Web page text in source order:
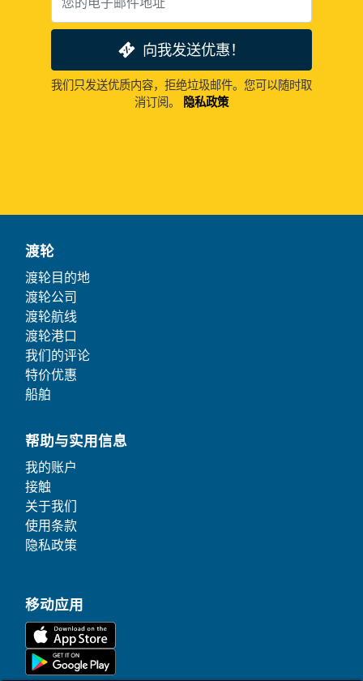
向我发送优惠！
我们只发送优质内容，拒绝垃圾邮件。您可以随时取
消订阅。
隐私政策
渡轮
渡轮目的地
渡轮公司
渡轮航线
渡轮港口
我们的评论
特价优惠
船舶
帮助与实用信息
我的账户
接触
关于我们
使用条款
隐私政策
移动应用